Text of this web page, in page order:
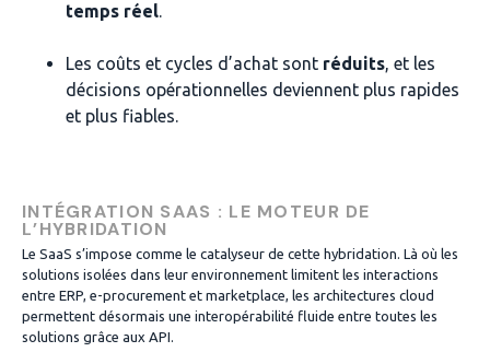
temps réel.
Les coûts et cycles d’achat sont réduits, et les
décisions opérationnelles deviennent plus rapides
et plus fiables.
INTÉGRATION SAAS : LE MOTEUR DE
L’HYBRIDATION
Le SaaS s’impose comme le catalyseur de cette hybridation. Là où les
solutions isolées dans leur environnement limitent les interactions
entre ERP, e-procurement et marketplace, les architectures cloud
permettent désormais une interopérabilité fluide entre toutes les
solutions grâce aux API.